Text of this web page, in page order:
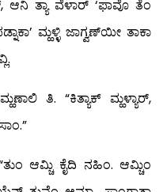
ತ್ಯಾ ವೆಳಾರ್ ‘ಫಾವೊ ತೆಂ
ಮ್ಹಳ್ಳಿ ಜಾಗ್ವಣ್‍ಯೀ ತಾಕಾ
ತಿ. “ಕಿತ್ಯಾಕ್ ಮ್ಹಳ್ಯಾರ್,
ಆಮ್ಚಿ ಕೈದಿ ನಹಿಂ. ಆಮ್ಚಿಂ